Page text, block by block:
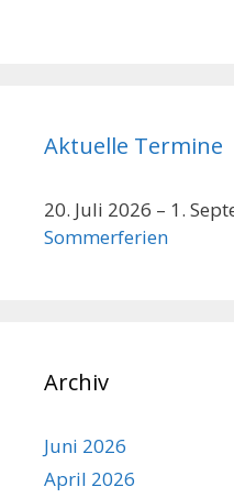
Aktuelle Termine
20. Juli 2026 – 1.
Sommerferien
Archiv
Juni 2026
April 2026